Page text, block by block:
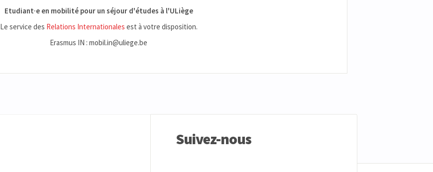
Etudiant·e en mobilité pour un séjour d'études à l'ULiège
Le service des Relations Internationales est à votre disposition.
Erasmus IN : mobil.in@uliege.be
Suivez-nous